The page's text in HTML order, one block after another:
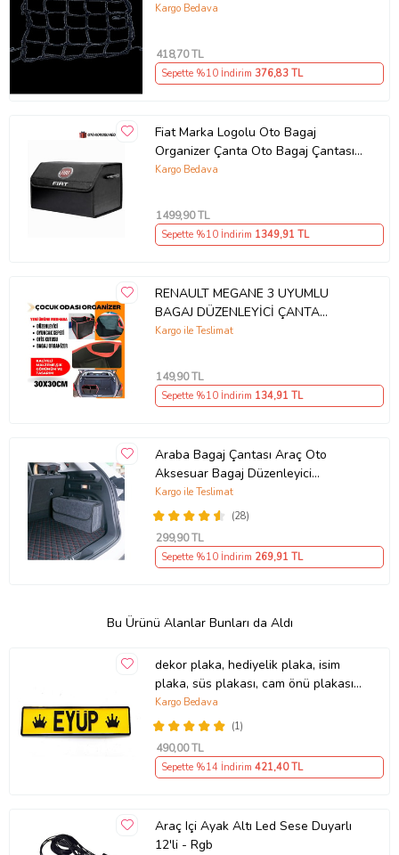
Kargo Bedava
418,70 TL
Sepette %10 İndirim 376,83 TL
Fiat Marka Logolu Oto Bagaj
Organizer Çanta Oto Bagaj Çantası
2 Bölmeli Suni Deri
Kargo Bedava
1499,90 TL
Sepette %10 İndirim 1349,91 TL
RENAULT MEGANE 3 UYUMLU
BAGAJ DÜZENLEYİCİ ÇANTA
ORGANİZEROTO BAGAJ AKSESUAR
Kargo ile Teslimat
149,90 TL
Sepette %10 İndirim 134,91 TL
Araba Bagaj Çantası Araç Oto
Aksesuar Bagaj Düzenleyici
Organizer (Siyah)
(28)
Kargo ile Teslimat
299,90 TL
Sepette %10 İndirim 269,91 TL
Bu Ürünü Alanlar Bunları da Aldı
dekor plaka, hediyelik plaka, isim
plaka, süs plakası, cam önü plakası,
tırcı plakası (Sarı-Siyah)
(1)
Kargo Bedava
490,00 TL
Sepette %14 İndirim 421,40 TL
Araç Içi Ayak Altı Led Sese Duyarlı
12'li - Rgb